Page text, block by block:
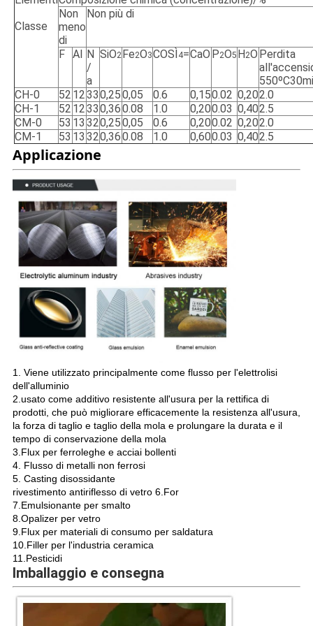
Classe
Non
meno
di
Non più di
F Al N
/
a
SiO2 Fe2O3COSÌ4=CaO P2O5 H2O Perdita
CH-0
52 12330,250,05 0.6 0,150.02 0,202.0
CH-1
52 12330,360.08 1.0 0,200.03 0,402.5
CM-0
53 13 320,250,05 0.6 0,200.02 0,202.0
CM-1
53 13 320,360.08 1.0 0,600.03 0,402.5
Applicazione
1. Viene utilizzato principalmente come flusso per l'elettrolisi
dell'alluminio
2.usato come additivo resistente all'usura per la rettifica di
prodotti, che può migliorare efficacemente la resistenza all'usura,
la forza di taglio e taglio della mola e prolungare la durata e il
tempo di conservazione della mola
3.Flux per ferroleghe e acciai bollenti
4. Flusso di metalli non ferrosi
5. Casting disossidante
rivestimento antiriflesso di vetro 6.For
7.Emulsionante per smalto
8.Opalizer per vetro
9.Flux per materiali di consumo per saldatura
10.Filler per l'industria ceramica
11.Pesticidi
Imballaggio e consegna